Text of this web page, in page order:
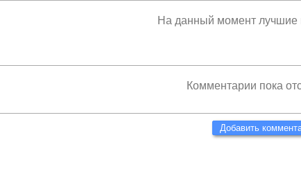
На данный момент лучшие
Комментарии пока
Добавить